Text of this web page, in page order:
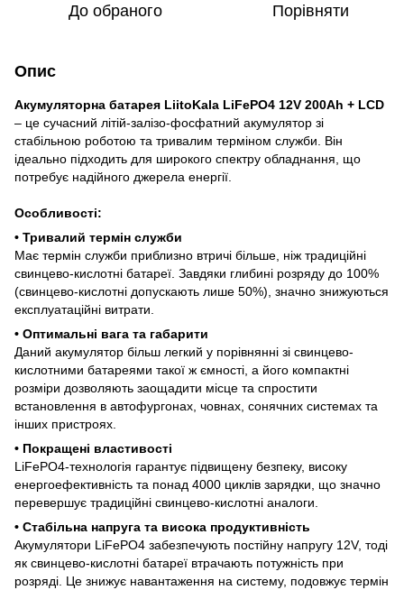
До обраного Порівняти
Опис
Акумуляторна батарея LiitoKala LiFePO4 12V 200Ah + LCD
– це сучасний літій-залізо-фосфатний акумулятор зі
стабільною роботою та тривалим терміном служби. Він
ідеально підходить для широкого спектру обладнання, що
потребує надійного джерела енергії.
Особливості:
• Тривалий термін служби
Має термін служби приблизно втричі більше, ніж традиційні
свинцево-кислотні батареї. Завдяки глибині розряду до 100%
(свинцево-кислотні допускають лише 50%), значно знижуються
експлуатаційні витрати.
• Оптимальні вага та габарити
Даний акумулятор більш легкий у порівнянні зі свинцево-
кислотними батареями такої ж ємності, а його компактні
розміри дозволяють заощадити місце та спростити
встановлення в автофургонах, човнах, сонячних системах та
інших пристроях.
• Покращені властивості
LiFePO4-технологія гарантує підвищену безпеку, високу
енергоефективність та понад 4000 циклів зарядки, що значно
перевершує традиційні свинцево-кислотні аналоги.
• Стабільна напруга та висока продуктивність
Акумулятори LiFePO4 забезпечують постійну напругу 12V, тоді
як свинцево-кислотні батареї втрачають потужність при
розряді. Це знижує навантаження на систему, подовжує термін